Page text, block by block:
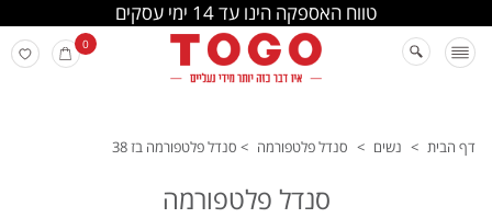
החלפה והחזרה מתבצעת בסניפי הרשת
0
דף הבית > נשים > סנדל פלטפורמה > סנדל פלטפורמה בז 38
סנדל פלטפורמה